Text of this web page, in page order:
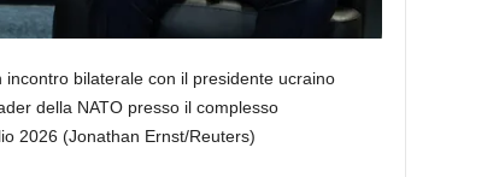
bilaterale con il presidente ucraino
della NATO presso il complesso
2026 (Jonathan Ernst/Reuters)